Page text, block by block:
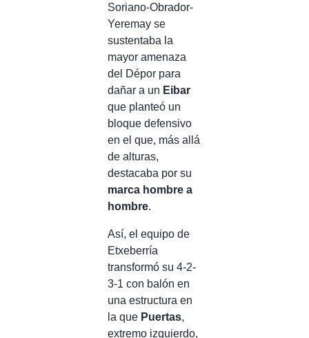
Soriano-Obrador-
Yeremay se
sustentaba la
mayor amenaza
del Dépor para
dañar a un Eibar
que planteó un
bloque defensivo
en el que, más allá
de alturas,
destacaba por su
marca hombre a
hombre.
Así, el equipo de
Etxeberría
transformó su 4-2-
3-1 con balón en
una estructura en
la que Puertas,
extremo izquierdo,